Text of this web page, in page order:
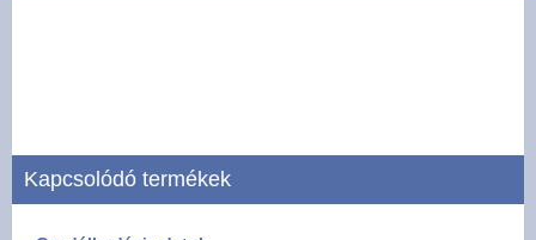
Közérdekű adatok -
Kapcsolódó termékek